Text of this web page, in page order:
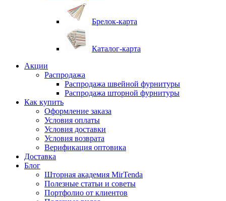
Брелок-карта
Каталог-карта
Акции
Распродажа
Распродажа швейной фурнитуры
Распродажа шторной фурнитуры
Как купить
Оформление заказа
Условия оплаты
Условия доставки
Условия возврата
Верификация оптовика
Доставка
Блог
Шторная академия MirTenda
Полезные статьи и советы
Портфолио от клиентов